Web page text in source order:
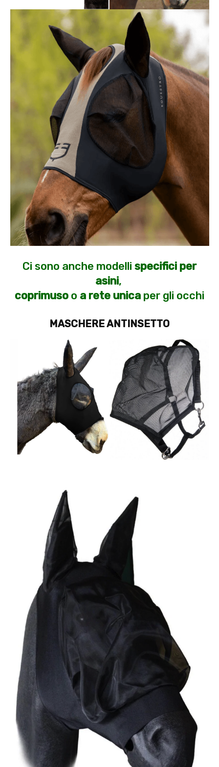
Ci sono anche modelli specifici per
asini,
coprimuso o a rete unica per gli occhi
MASCHERE ANTINSETTO